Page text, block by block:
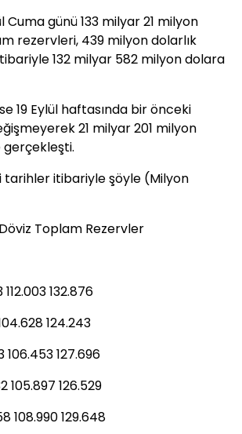
Cuma günü 133 milyar 21 milyon
rezervleri, 439 milyon dolarlık
itibariyle 132 milyar 582 milyon dolara
19 Eylül haftasında bir önceki
21 milyar 201 milyon
tarihler itibariyle şöyle (Milyon
Toplam Rezervler
132.876
124.243
106.453 127.696
105.897 126.529
108.990 129.648